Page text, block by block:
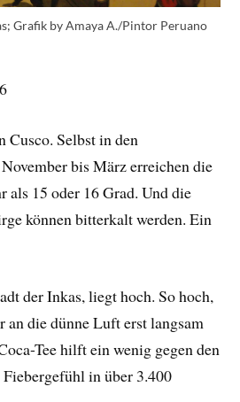
Grafik by Amaya A./Pintor Peruano
Cusco. Selbst in den
bis März erreichen die
als 15 oder 16 Grad. Und die
können bitterkalt werden. Ein
der Inkas, liegt hoch. So hoch,
an die dünne Luft erst langsam
Tee hilft ein wenig gegen den
in über 3.400